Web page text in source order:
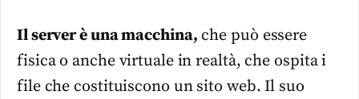
Il server è una macchina, che può essere
fisica o anche virtuale in realtà, che ospita i
file che costituiscono un sito web. Il suo